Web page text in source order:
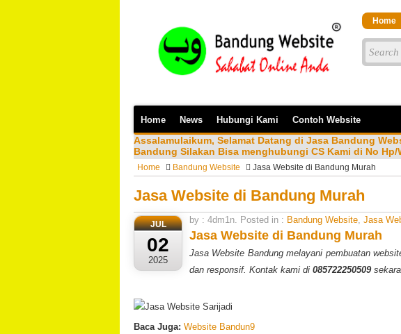
Home
Home News Hubungi Kami Contoh Website
Assalamulaikum, Selamat Datang di Jasa Bandung
Bandung Silakan Bisa menghubungi CS Kami di No Hp/
Home Bandung Website Jasa Website di Bandung Murah
Jasa Website di Bandung Murah
JUL
02
2025
by : 4dm1n. Posted in : Bandung Website Jasa
Jasa Website di Bandung Murah
Jasa Website Bandung melayani pembuatan
dan responsif. Kontak kami di 085722250509
Baca Juga: Website Bandun9